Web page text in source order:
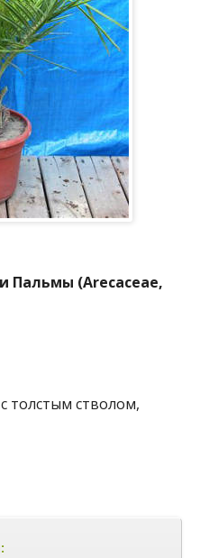
Пальмы (Arecaceae,
толстым стволом,